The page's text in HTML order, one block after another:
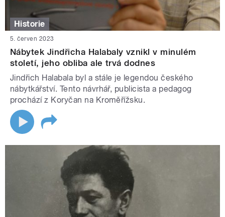
Historie
5. červen 2023
Nábytek Jindřicha Halabaly vznikl v minulém
století, jeho obliba ale trvá dodnes
Jindřich Halabala byl a stále je legendou českého
nábytkářství. Tento návrhář, publicista a pedagog
prochází z Koryčan na Kroměřížsku.